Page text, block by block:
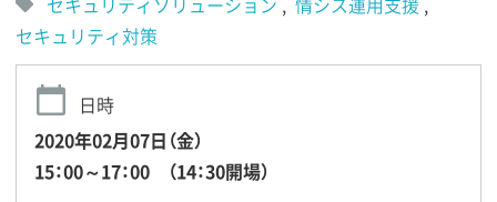
セキュリティ対策
日時
2020年02月07日（金）
15：00～17：00 （14：30開場）